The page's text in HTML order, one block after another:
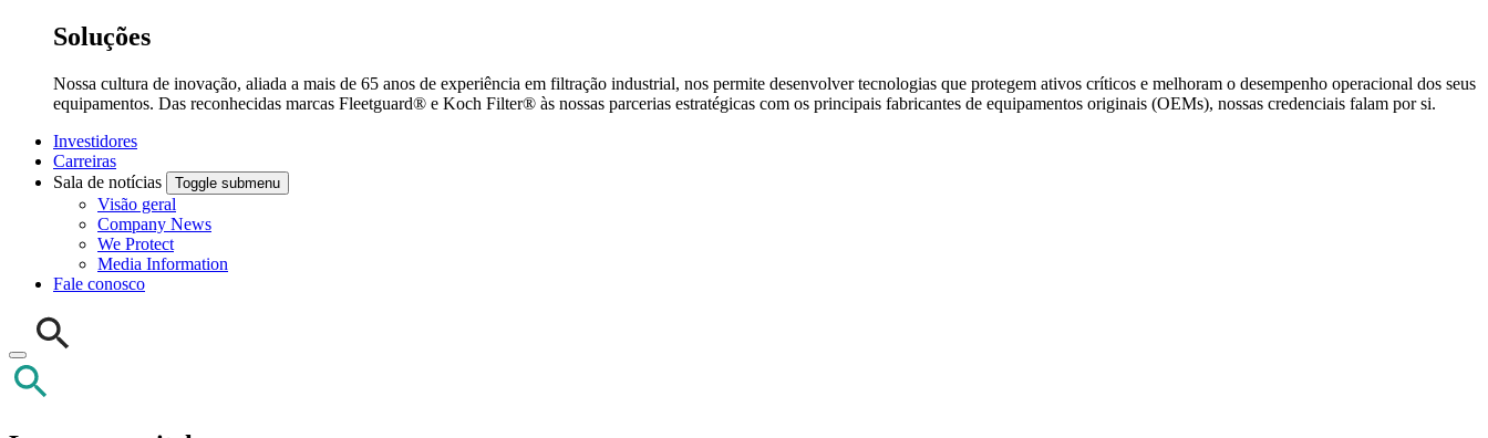
Soluções
Nossa cultura de inovação, aliada a mais de 65 anos de experiência em filtração industrial, nos permite desenvolver tecnologias que protegem ativos críticos e melhoram o desempenho operacional dos seus
equipamentos. Das reconhecidas marcas Fleetguard® e Koch Filter® às nossas parcerias estratégicas com os principais fabricantes de equipamentos originais (OEMs), nossas credenciais falam por si.
Investidores
Carreiras
Sala de notícias
Toggle submenu
Visão geral
Company News
We Protect
Media Information
Fale conosco